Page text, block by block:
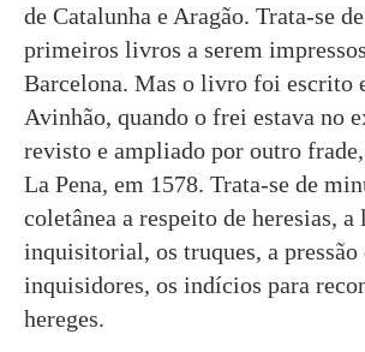
de Catalunha e Aragão. Trata-se
primeiros livros a serem
Barcelona. Mas o livro foi escrito
Avinhão, quando o frei estava no
revisto e ampliado por outro
La Pena, em 1578. Trata-se de
coletânea a respeito de heresias, a
inquisitorial, os truques, a pressão
inquisidores, os indícios para
hereges.